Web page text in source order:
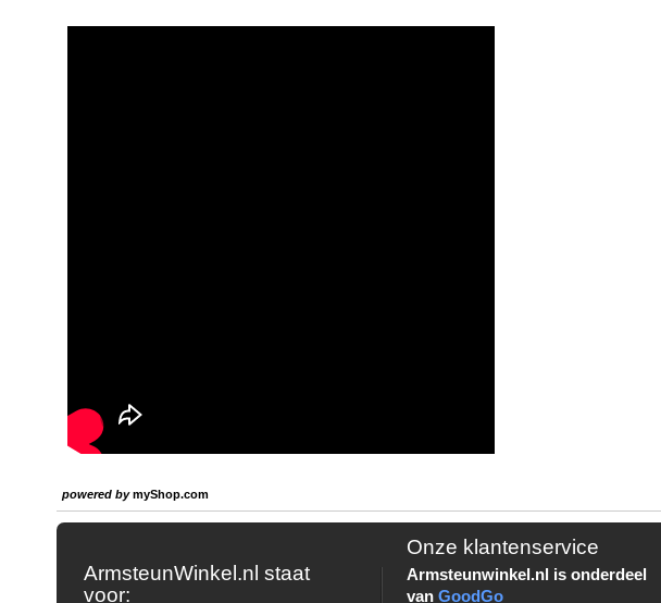
powered bymyShop.com
ArmsteunWinkel.nl staat
voor:
Onze klantenservice
Armsteunwinkel.nl is onderdeel
vanGoodGo